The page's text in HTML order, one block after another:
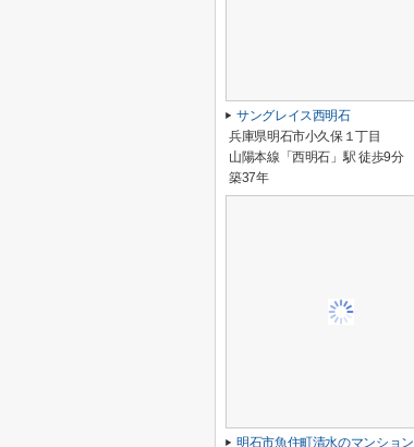
サングレイス西明石
兵庫県明石市小久保１丁目
山陽本線「西明石」駅 徒歩9分
築37年
明石市魚住町清水のマンション